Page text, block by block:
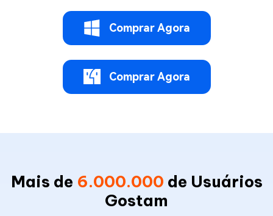
Comprar Agora
Comprar Agora
Mais de 6.000.000 de Usuários
Gostam